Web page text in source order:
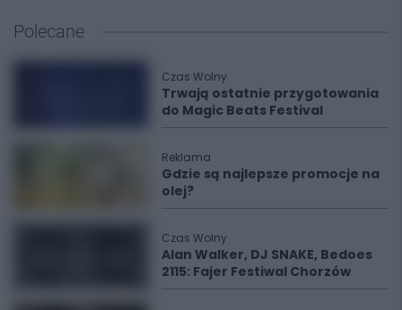
Polecane
Czas Wolny
Trwają ostatnie przygotowania
do Magic Beats Festival
Reklama
Gdzie są najlepsze promocje na
olej?
Czas Wolny
Alan Walker, DJ SNAKE, Bedoes
2115: Fajer Festiwal Chorzów